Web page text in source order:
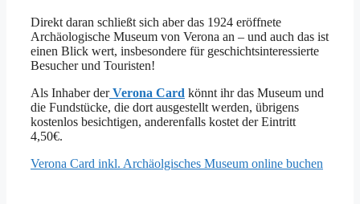
Direkt daran schließt sich aber das 1924 eröffnete
Archäologische Museum von Verona an – und auch das ist
einen Blick wert, insbesondere für geschichtsinteressierte
Besucher und Touristen!
Als Inhaber derVerona Card könnt ihr das Museum und
die Fundstücke, die dort ausgestellt werden, übrigens
kostenlos besichtigen, anderenfalls kostet der Eintritt
4,50€.
Verona Card inkl. Archäolgisches Museum online buchen